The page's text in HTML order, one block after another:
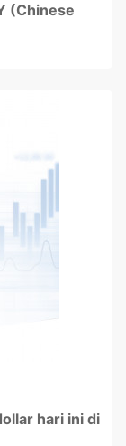
(Chinese
hari ini di